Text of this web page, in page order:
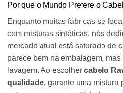
Por que o Mundo Prefere o
Enquanto muitas fábricas se
com misturas sintéticas, nós
mercado atual está saturado de
parece bem na embalagem,
lavagem. Ao escolher cabelo
qualidade, garante uma mistura